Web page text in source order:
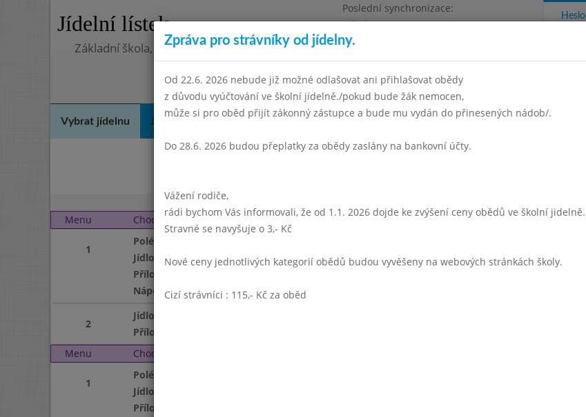
Jídelní lístek
Poslední synchronizace:
Středa 5.8.2026 6:57
Základní škola, Praha 4, Na Líše 16
Heslo
Vybrat jídelnu Jídelní lístek Historie Kontakty a informace Docházka Aktivity
Menu
Chod Čtvrtek 1. 6. 2000
1
Polévka
Jídlo
Vepř.maso v kapustě
Příloha
Nápoj
2
Jídlo
Příloha
Menu
Chod
1
Polévka
Jídlo
Příloha
Zpráva pro strávníky od jídelny.
Od 22.6. 2026 nebude již možné odlašovat ani přihlašovat obědy
z důvodu vyúčtování ve školní jídelně./pokud bude žák nemocen,
může si pro oběd přijít zákonný zástupce a bude mu vydán do přinesených nádob/.
Do 28.6. 2026 budou přeplatky za obědy zaslány na bankovní účty.
Vážení rodiče,
rádi bychom Vás informovali, že od 1.1. 2026 dojde ke zvýšení ceny obědů ve školní jidelně.
Stravné se navyšuje o 3,- Kč
Nové ceny jednotlivých kategorií obědů budou vyvěšeny na webových stránkách školy.
Cizí strávníci : 115,- Kč za oběd